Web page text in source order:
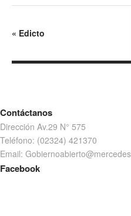
« Edicto
Contáctanos
Dirección Av.29 N° 575
Teléfono: (02324) 421370
Email:
Facebook